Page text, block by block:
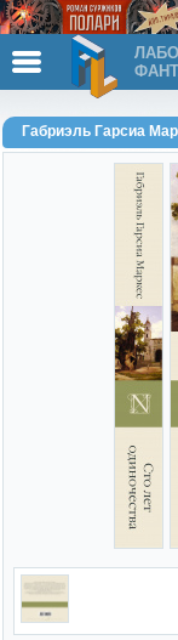
Габриэль Гарсиа